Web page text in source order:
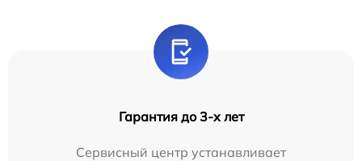
Гарантия до 3-х лет
Сервисный центр устанавливает